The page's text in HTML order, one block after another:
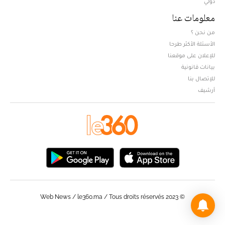
معلومات عنا
من نحن ؟
الأسئلة الأكثر طرحا
للإعلان على موقعنا
بيانات قانونية
للإتصال بنا
أرشيف
© Web News / le360.ma / Tous droits réservés 2023